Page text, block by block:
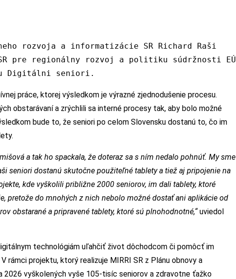
rozvoja a informatizácie SR Richard Raši
pre regionálny rozvoj a politiku súdržnosti EÚ
Digitálni seniori.
práce, ktorej výsledkom je výrazné zjednodušenie procesu.
obstarávaní a zrýchlili sa interné procesy tak, aby bolo možné
bude to, že seniori po celom Slovensku dostanú to, čo im
a tak ho spackala, že doteraz sa s ním nedalo pohnúť. My sme
seniori dostanú skutočne použiteľné tablety a tiež aj pripojenie na
kde vyškolili približne 2000 seniorov, im dali tablety, ktoré
pretože do mnohých z nich nebolo možné dostať ani aplikácie od
obstarané a pripravené tablety, ktoré sú plnohodnotné,“uviedol
technológiám uľahčiť život dôchodcom či pomôcť im
rámci projektu, ktorý realizuje MIRRI SR z Plánu obnovy a
2026 vyškolených vyše 105-tisíc seniorov a zdravotne ťažko